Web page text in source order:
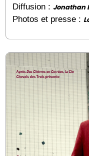
Diffusion : Jonathan
Photos et presse :